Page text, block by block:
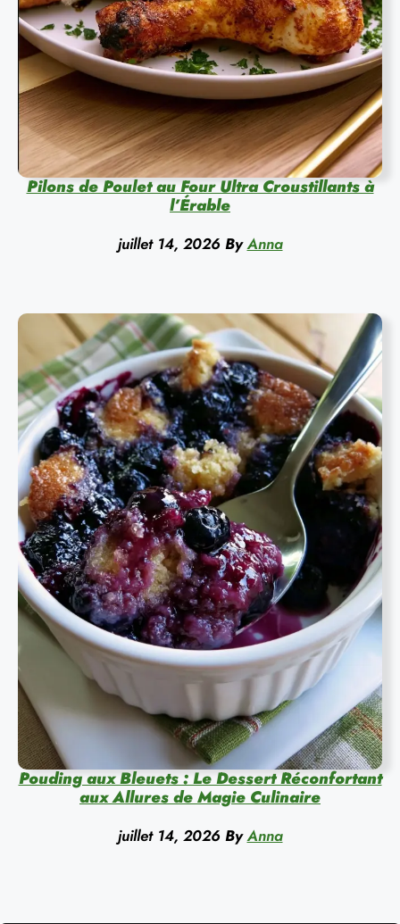
Pilons de Poulet au Four Ultra Croustillants à
l’Érable
juillet 14, 2026 By Anna
Pouding aux Bleuets : Le Dessert Réconfortant
aux Allures de Magie Culinaire
juillet 14, 2026 By Anna